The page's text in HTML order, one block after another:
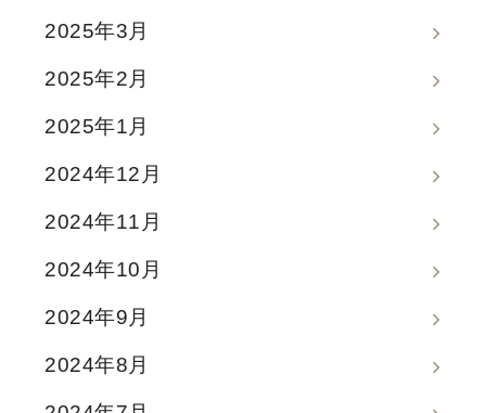
2025年3月
2025年2月
2025年1月
2024年12月
2024年11月
2024年10月
2024年9月
2024年8月